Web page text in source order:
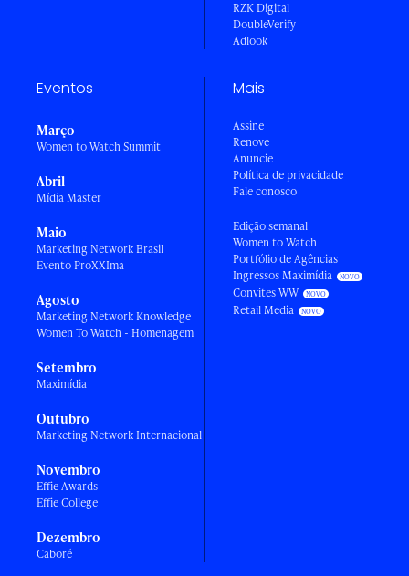
RZK Digital
DoubleVerify
Adlook
Eventos
Março
Women to Watch Summit
Abril
Mídia Master
Maio
Marketing Network Brasil
Evento ProXXIma
Agosto
Marketing Network Knowledge
Women To Watch - Homenagem
Setembro
Maximídia
Outubro
Marketing Network Internacional
Novembro
Effie Awards
Effie College
Dezembro
Caboré
Mais
Assine
Renove
Anuncie
Política de privacidade
Fale conosco
Edição semanal
Women to Watch
Portfólio de Agências
Ingressos Maximídia
Convites WW
Retail Media